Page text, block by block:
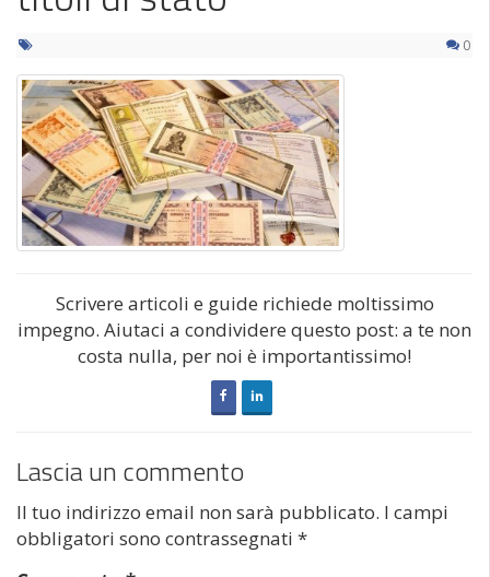
0
Scrivere articoli e guide richiede moltissimo
impegno. Aiutaci a condividere questo post: a te non
costa nulla, per noi è importantissimo!
Lascia un commento
Il tuo indirizzo email non sarà pubblicato. I campi
obbligatori sono contrassegnati *